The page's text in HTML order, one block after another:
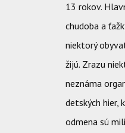
13 rokov.
chudoba a
niektorý
žijú. Zrazu
neznáma
detských hier,
odmena sú